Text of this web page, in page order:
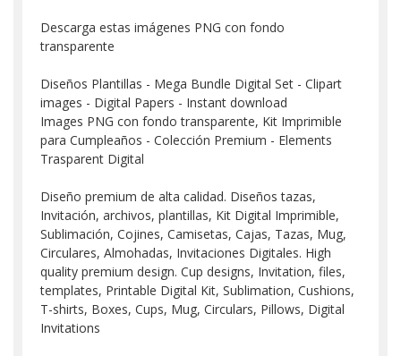
Descarga estas imágenes PNG con fondo
transparente
Diseños Plantillas - Mega Bundle Digital Set - Clipart
images - Digital Papers - Instant download
Images PNG con fondo transparente, Kit Imprimible
para Cumpleaños - Colección Premium - Elements
Trasparent Digital
Diseño premium de alta calidad. Diseños tazas,
Invitación, archivos, plantillas, Kit Digital Imprimible,
Sublimación, Cojines, Camisetas, Cajas, Tazas, Mug,
Circulares, Almohadas, Invitaciones Digitales. High
quality premium design. Cup designs, Invitation, files,
templates, Printable Digital Kit, Sublimation, Cushions,
T-shirts, Boxes, Cups, Mug, Circulars, Pillows, Digital
Invitations